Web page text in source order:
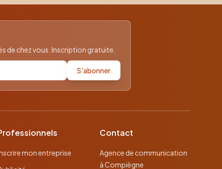
de chez vous. Inscription gratuite.
S'abonner
mon entreprise
Contact
Agence de communication
à Compiègne